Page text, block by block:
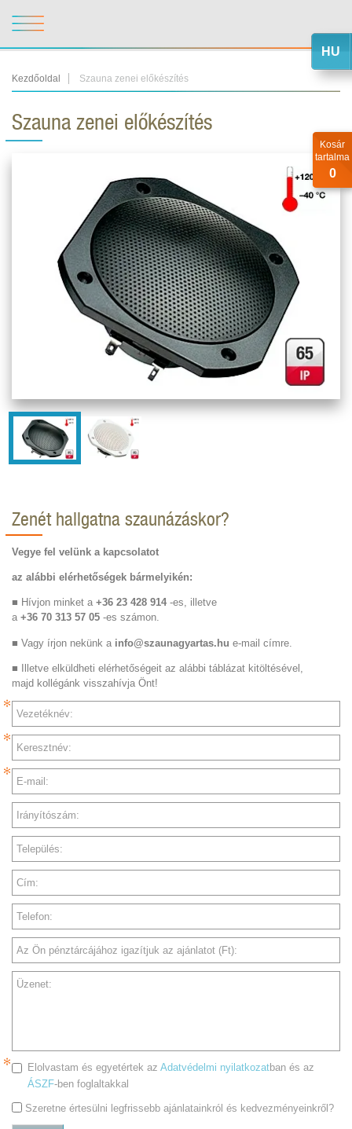
Kezdőoldal Szauna zenei előkészítés
Szauna zenei előkészítés
Zenét hallgatna szaunázáskor?
Vegye fel velünk a kapcsolatot
az alábbi elérhetőségek bármelyikén:
■ Hívjon minket a +36 23 428 914 -es, illetve
a +36 70 313 57 05 -es számon.
■ Vagy írjon nekünk a info@szaunagyartas.hu e-mail címre.
■ Illetve elküldheti elérhetőségeit az alábbi táblázat kitöltésével,
majd kollégánk visszahívja Önt!
Vezetéknév:
Keresztnév:
E-mail:
Irányítószám:
Település:
Cím:
Telefon:
Az Ön pénztárcájához igazítjuk az ajánlatot (Ft):
Üzenet:
Elolvastam és egyetértek az Adatvédelmi nyilatkozatban és az
ÁSZF-ben foglaltakkal
Szeretne értesülni legfrissebb ajánlatainkról és kedvezményeinkről?
HU
Kosár
tartalma
0